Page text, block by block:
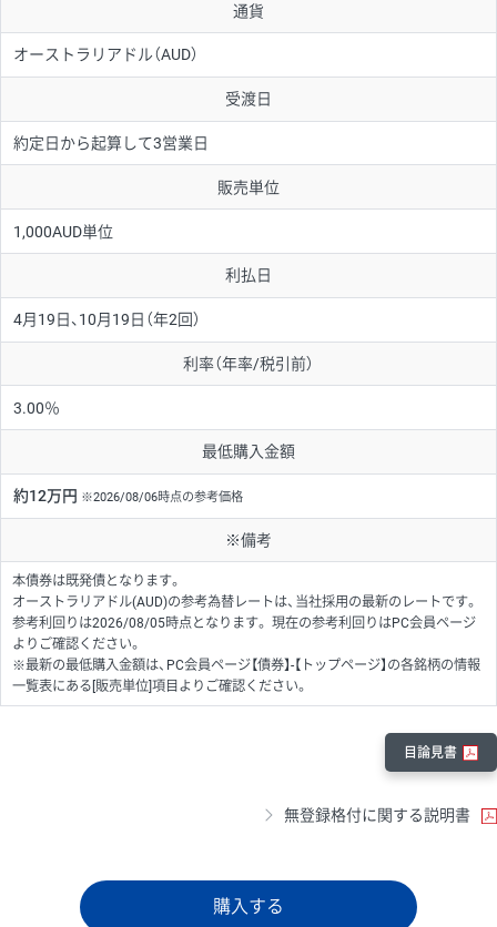
通貨
オーストラリアドル（AUD）
受渡日
約定日から起算して3営業日
販売単位
1,000AUD単位
利払日
4月19日、10月19日（年2回）
利率（年率/税引前）
3.00％
最低購入金額
約12万円 ※2026/08/06時点の参考価格
※備考
本債券は既発債となります。
オーストラリアドル(AUD)の参考為替レートは、当社採用の最新のレートです。
参考利回りは2026/08/05時点となります。 現在の参考利回りはPC会員ページ
よりご確認ください。
※最新の最低購入金額は、PC会員ページ【債券】-【トップページ】の各銘柄の情報
一覧表にある[販売単位]項目よりご確認ください。
目論見書
無登録格付に関する説明書
購入する